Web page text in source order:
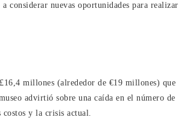
considerar nuevas oportunidades para realizar
millones (alrededor de €19 millones) que
advirtió sobre una caída en el número de
y la crisis actual.